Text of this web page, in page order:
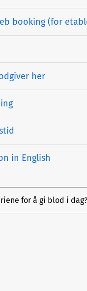
booking (for
her
in English
for å gi blod i dag?